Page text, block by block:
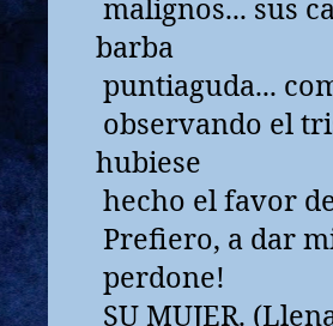
malignos... sus
barba
puntiaguda...
observando el
hubiese
hecho el favor
Prefiero, a dar
perdone!
SU MUJER.